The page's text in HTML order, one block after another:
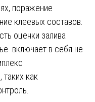
поражение
клеевых составов.
оценки залива
включает в себя не
как